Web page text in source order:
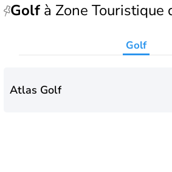
Golf à Zone Touristique
ⵜⴰⵎⵏⴰⴹⵜ
Golf
Atlas Golf